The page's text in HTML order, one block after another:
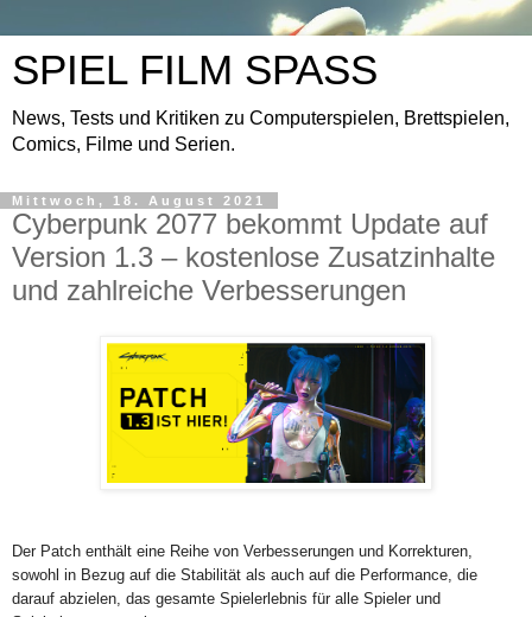
SPIEL FILM SPASS
News, Tests und Kritiken zu Computerspielen, Brettspielen,
Comics, Filme und Serien.
Mittwoch, 18. August 2021
Cyberpunk 2077 bekommt Update auf
Version 1.3 – kostenlose Zusatzinhalte
und zahlreiche Verbesserungen
Der Patch enthält eine Reihe von Verbesserungen und Korrekturen,
sowohl in Bezug auf die Stabilität als auch auf die Performance, die
darauf abzielen, das gesamte Spielerlebnis für alle Spieler und